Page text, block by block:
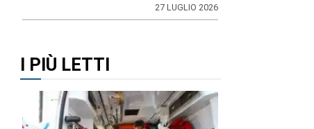
27 LUGLIO 2026
I PIÙ LETTI